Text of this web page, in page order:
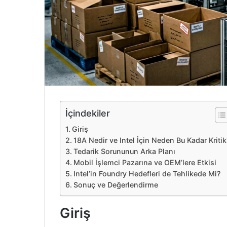
e
k
İçindekiler
Giriş
18A Nedir ve Intel İçin Neden Bu Kadar
Tedarik Sorununun Arka Planı
Mobil İşlemci Pazarına ve OEM’lere Etkisi
Intel’in Foundry Hedefleri de Tehlikede Mi?
Sonuç ve Değerlendirme
Giriş